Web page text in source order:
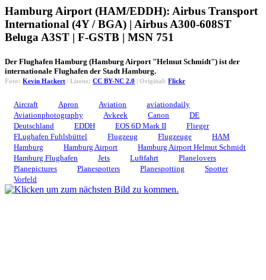
Hamburg Airport (HAM/EDDH): Airbus Transport
International (4Y / BGA) | Airbus A300-608ST
Beluga A3ST | F-GSTB | MSN 751
Der Flughafen Hamburg (Hamburg Airport "Helmut Schmidt") ist der
internationale Flughafen der Stadt Hamburg.
Foto: Kevin Hackert | Lizenz: CC BY-NC 2.0 | Original: Flickr
Aircraft Apron Aviation
aviationdaily
Aviationphotography
Avkeek Canon
DE
Deutschland
EDDH EOS 6D Mark II
Flieger
FLughafen Fuhlsbüttel
Flugzeug Flugzeuge
HAM
Hamburg
Hamburg Airport
Hamburg Airport Helmut Schmidt
Hamburg Flughafen
Jets Luftfahrt
Planelovers
Planepictures
Planespotters Planespotting
Spotter
Vorfeld